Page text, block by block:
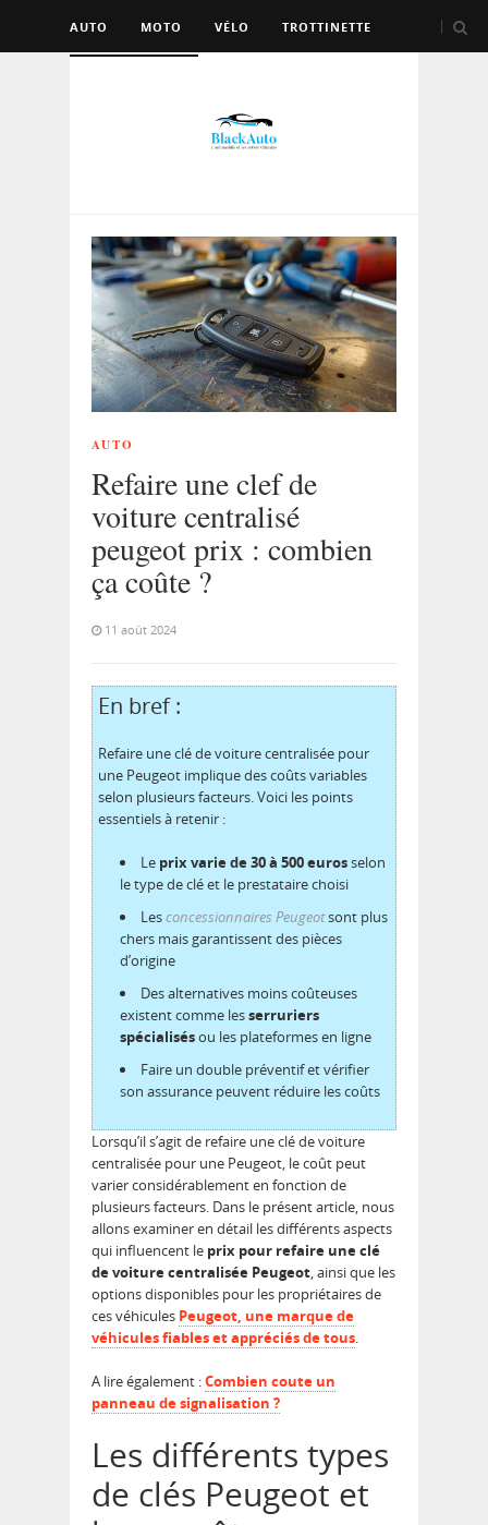
AUTO MOTO VÉLO TROTTINETTE
AUTO
Refaire une clef de
voiture centralisé
peugeot prix : combien
ça coûte ?
11 août 2024
En bref :
Refaire une clé de voiture centralisée pour
une Peugeot implique des coûts variables
selon plusieurs facteurs. Voici les points
essentiels à retenir :
Le prix varie de 30 à 500 eurosselon
le type de clé et le prestataire choisi
Lesconcessionnaires Peugeotsont plus
chers mais garantissent des pièces
d’origine
Des alternatives moins coûteuses
existent comme lesserruriers
spécialisésou les plateformes en ligne
Faire un double préventif et vérifier
son assurance peuvent réduire les coûts
Lorsqu’il s’agit de refaire une clé de voiture
centralisée pour une Peugeot, le coût peut
varier considérablement en fonction de
plusieurs facteurs. Dans le présent article, nous
allons examiner en détail les différents aspects
qui influencent le prix pour refaire une clé
de voiture centralisée Peugeot, ainsi que les
options disponibles pour les propriétaires de
ces véhicules Peugeot, une marque de
véhicules fiables et appréciés de tous.
A lire également :Combien coute un
panneau de signalisation ?
Les différents types
de clés Peugeot et